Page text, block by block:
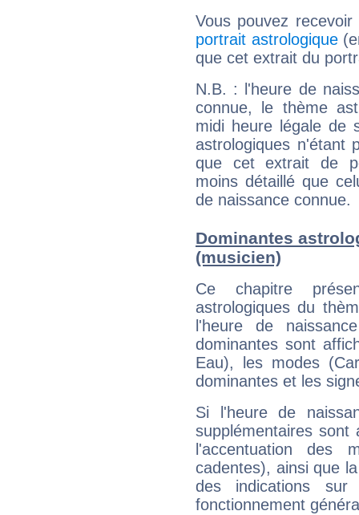
Vous pouvez
portrait astrologique
que cet extrait du
N.B. : l'heure de
connue, le thème
midi heure légale de
astrologiques n'étant
que cet extrait de
moins détaillé que
de naissance connue.
Dominantes
(musicien)
Ce chapitre
astrologiques du
l'heure de
dominantes sont
Eau), les modes
dominantes et les
Si l'heure de
supplémentaires sont
l'accentuation des
cadentes), ainsi que
des indications sur
fonctionnement